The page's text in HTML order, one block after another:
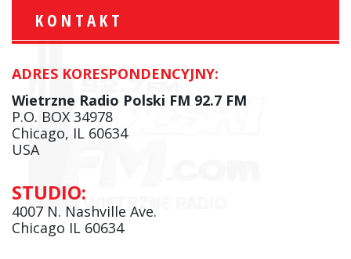
KONTAKT
ADRES KORESPONDENCYJNY:
Wietrzne Radio Polski FM 92.7 FM
P.O. BOX 34978
Chicago, IL 60634
USA
STUDIO:
4007 N. Nashville Ave.
Chicago IL 60634